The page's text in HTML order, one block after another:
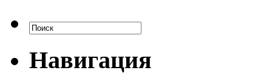
Навигация